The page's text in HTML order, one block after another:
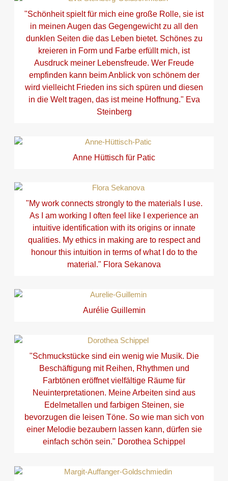
"Schönheit spielt für mich eine große Rolle, sie ist
in meinen Augen das Gegengewicht zu all den
dunklen Seiten die das Leben bietet. Schönes zu
kreieren in Form und Farbe erfüllt mich, ist
Ausdruck meiner Lebensfreude. Wer Freude
empfinden kann beim Anblick von schönem der
wird vielleicht Frieden ins sich spüren und diesen
in die Welt tragen, das ist meine Hoffnung." Eva
Steinberg
Anne Hüttisch für Patic
"My work connects strongly to the materials I use.
As I am working I often feel like I experience an
intuitive identification with its origins or innate
qualities. My ethics in making are to respect and
honour this intuition in terms of what I do to the
material." Flora Sekanova
Aurélie Guillemin
"Schmuckstücke sind ein wenig wie Musik. Die
Beschäftigung mit Reihen, Rhythmen und
Farbtönen eröffnet vielfältige Räume für
Neuinterpretationen. Meine Arbeiten sind aus
Edelmetallen und farbigen Steinen, sie
bevorzugen die leisen Töne. So wie man sich von
einer Melodie bezaubern lassen kann, dürfen sie
einfach schön sein." Dorothea Schippel